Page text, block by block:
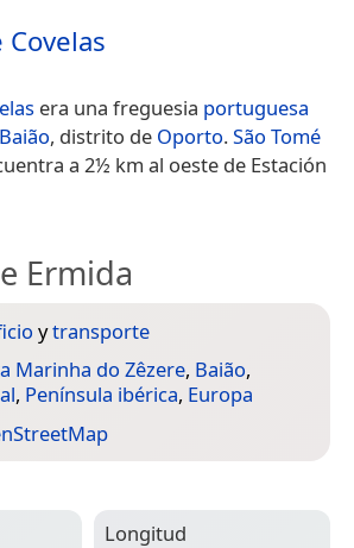
Covelas
era una freguesia portuguesa
Baião, distrito de Oporto.São Tomé
a 2½ km al oeste de Estación
Ermida
ytransporte
Marinha do Zêzere, Baião,
, Península ibérica, Europa
Longitud